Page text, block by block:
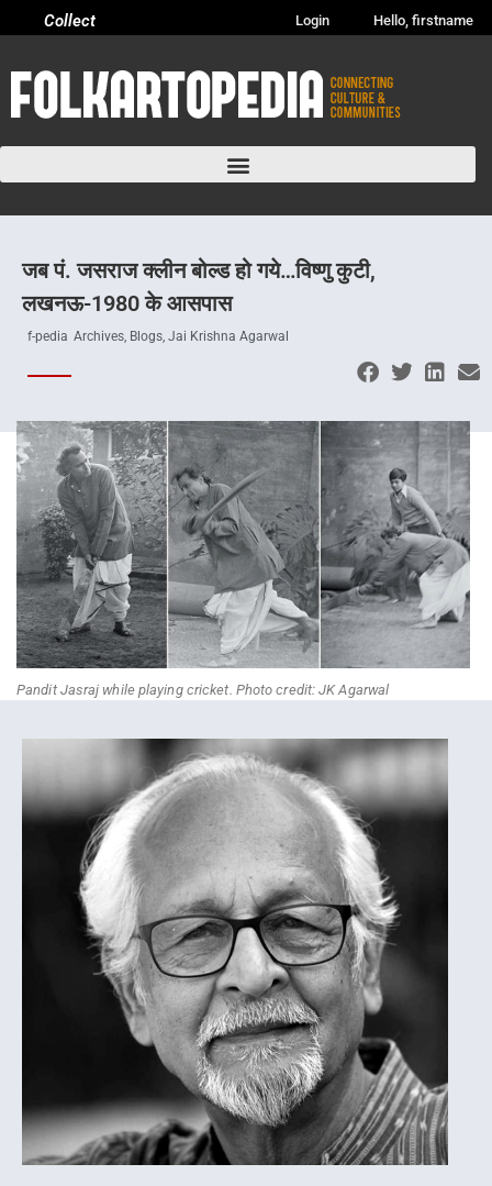
Login Hello, firstname
Collect
जब पं. जसराज क्लीन बोल्ड हो गये…विष्णु कुटी,
लखनऊ-1980 के आसपास
f-pedia Archives, Blogs, Jai Krishna Agarwal
Pandit Jasraj while playing cricket. Photo credit: JK Agarwal